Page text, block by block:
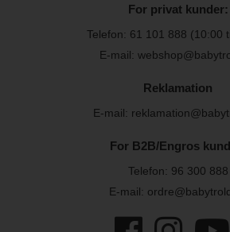
For privat kunder:
Telefon: 61 101 888 (10:00
E-mail:
Reklamation
E-mail:
For B2B/Engros
Telefon: 96 300 888
E-mail: